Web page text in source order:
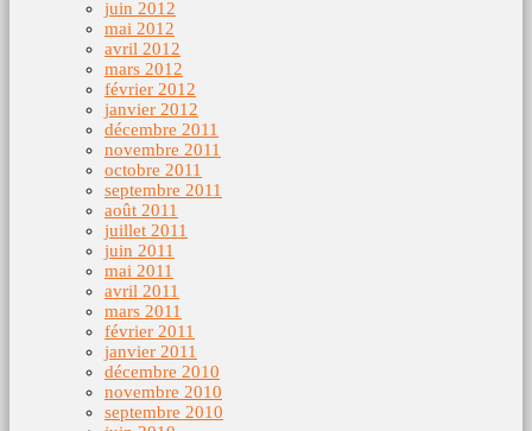
juin 2012
mai 2012
avril 2012
mars 2012
février 2012
janvier 2012
décembre 2011
novembre 2011
octobre 2011
septembre 2011
août 2011
juillet 2011
juin 2011
mai 2011
avril 2011
mars 2011
février 2011
janvier 2011
décembre 2010
novembre 2010
septembre 2010